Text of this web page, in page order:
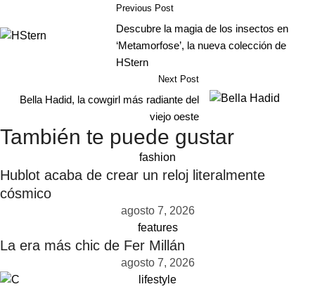
Previous Post
Descubre la magia de los insectos en
‘Metamorfose’, la nueva colección de
HStern
Next Post
Bella Hadid, la cowgirl más radiante del
viejo oeste
También te puede gustar
fashion
Hublot acaba de crear un reloj literalmente
cósmico
agosto 7, 2026
features
La era más chic de Fer Millán
agosto 7, 2026
lifestyle